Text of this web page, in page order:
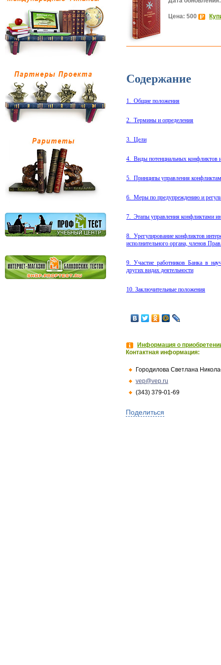
Цена: 500
Содержание
1. Общие положения
2. Термины и определения
3. Цели
4. Виды потенциальных конфликтов
5. Принципы управления
6. Меры по предупреждению и
7. Этапы управления конфликтами
8. Урегулирование конфликтов
исполнительного органа, членов
9. Участие работников Банка в
других видах деятельности
10. Заключительные положения
Информация о
Контактная информация:
Городилова Светлана
vep@vep.ru
(343) 379-01-69
Поделиться